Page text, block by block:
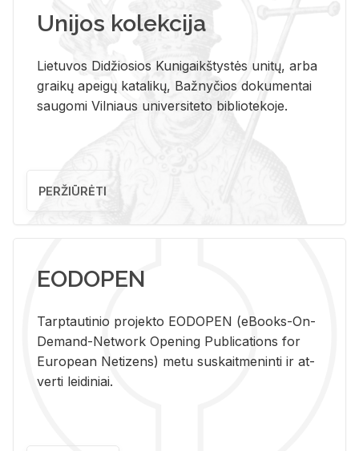
Unijos kolekcija
Lietuvos Didžiosios Kunigaikštystės unitų, arba
graikų apeigų katalikų, Bažnyčios dokumentai
saugomi Vilniaus universiteto bibliotekoje.
PERŽIŪRĖTI
EODOPEN
Tarp­tau­ti­nio pro­jek­to EO­DO­PEN (eBo­oks-On-
De­mand-Ne­twork Ope­ning Pub­li­ca­tions for
Eu­ro­pe­an Ne­ti­zens) metu su­skait­me­nin­ti ir at­
ver­ti lei­di­niai.